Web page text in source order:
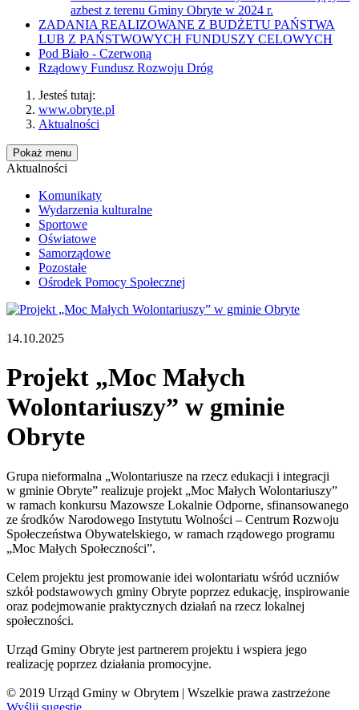
azbest z terenu Gminy Obryte w 2024 r.
ZADANIA REALIZOWANE Z BUDŻETU PAŃSTWA
LUB Z PAŃSTWOWYCH FUNDUSZY CELOWYCH
Pod Biało - Czerwoną
Rządowy Fundusz Rozwoju Dróg
Jesteś tutaj:
www.obryte.pl
Aktualności
Pokaż menu
Aktualności
Komunikaty
Wydarzenia kulturalne
Sportowe
Oświatowe
Samorządowe
Pozostałe
Ośrodek Pomocy Społecznej
14.10.2025
Projekt „Moc Małych
Wolontariuszy” w gminie
Obryte
Grupa nieformalna „Wolontariusze na rzecz edukacji i integracji
w gminie Obryte” realizuje projekt „Moc Małych Wolontariuszy”
w ramach konkursu Mazowsze Lokalnie Odporne, sfinansowanego
ze środków Narodowego Instytutu Wolności – Centrum Rozwoju
Społeczeństwa Obywatelskiego, w ramach rządowego programu
„Moc Małych Społeczności”.
Celem projektu jest promowanie idei wolontariatu wśród uczniów
szkół podstawowych gminy Obryte poprzez edukację, inspirowanie
oraz podejmowanie praktycznych działań na rzecz lokalnej
społeczności.
Urząd Gminy Obryte jest partnerem projektu i wspiera jego
realizację poprzez działania promocyjne.
© 2019 Urząd Gminy w Obrytem | Wszelkie prawa zastrzeżone
Wyślij sugestie